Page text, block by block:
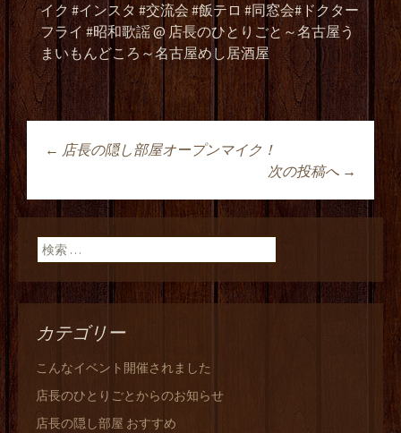
イク #インスタ #交流会 #飯テロ #同窓会#ドクター
フライ #昭和歌謡 @ 店長のひとりごと～名古屋う
まいもんどころ～名古屋めし居酒屋
投稿ナビゲーショ
ン
← 店長の隠し部屋オープンマイク！
次の投稿へ →
検索:
カテゴリー
こんなイベント開催されました
店長のひとりごとからのお知らせ
店長の隠し部屋 おすすめ